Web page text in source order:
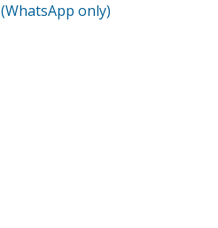
(WhatsApp only)